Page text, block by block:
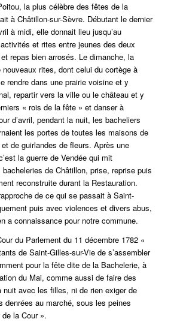
la plus célèbre des fêtes de la
à Châtillon-sur-Sèvre. Débutant le dernier
à midi, elle donnait lieu jusqu’au
et rites entre jeunes des deux
repas bien arrosés. Le dimanche, la
rites, dont celui du cortège à
rendre dans une prairie voisine et y
repartir vers la ville ou le château et y
« rois de la fête » et danser à
d’avril, pendant la nuit, les bacheliers
les portes de toutes les maisons de
de guirlandes de fleurs. Après une
la guerre de Vendée qui mit
de Châtillon, prise, reprise puis
reconstruite durant la Restauration.
de ce qui se passait à Saint-
puis avec violences et divers abus,
a connaissance pour notre commune.
du Parlement du 11 décembre 1782 «
de Saint-Gilles-sur-Vie de s’assembler
pour la fête dite de la Bachelerie, à
du Mai, comme aussi de faire des
avec les filles, ni de rien exiger de
denrées au marché, sous les peines
la Cour ».